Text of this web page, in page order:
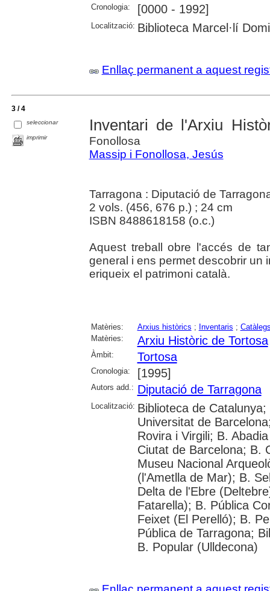
Cronologia: [0000 - 1992]
Localització: Biblioteca Marcel·lí
Enllaç permanent a aquest
3 / 4
seleccionar
imprimir
Inventari de l'Arxiu
Fonollosa
Massip i Fonollosa, Jesús
Tarragona : Diputació de
2 vols. (456, 676 p.) ; 24 cm
ISBN 8488618158 (o.c.)
Aquest treball obre l'accés de
general i ens permet descobrir un
eriqueix el patrimoni català.
Matèries: Arxius històrics ; Inventaris ;
Matèries:
Arxiu Històric de Tortosa
Àmbit: Tortosa
Cronologia: [1995]
Autors add.: Diputació de Tarragona
Localització: Biblioteca de
Universitat de
Rovira i Virgili; B.
Ciutat de Barcelona; B.
Museu Nacional
(l'Ametlla de Mar); B.
Delta de l'Ebre
Fatarella); B. Pública
Feixet (El Perelló); B.
Pública de Tarragona;
B. Popular (Ulldecona)